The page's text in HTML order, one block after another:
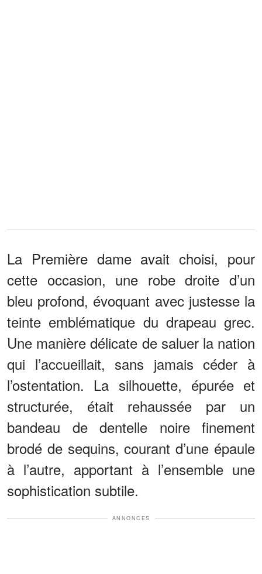
La Première dame avait choisi, pour
cette occasion, une robe droite d’un
bleu profond, évoquant avec justesse la
teinte emblématique du drapeau grec.
Une manière délicate de saluer la nation
qui l’accueillait, sans jamais céder à
l’ostentation. La silhouette, épurée et
structurée, était rehaussée par un
bandeau de dentelle noire finement
brodé de sequins, courant d’une épaule
à l’autre, apportant à l’ensemble une
sophistication subtile.
ANNONCES